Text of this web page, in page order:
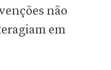
não
em